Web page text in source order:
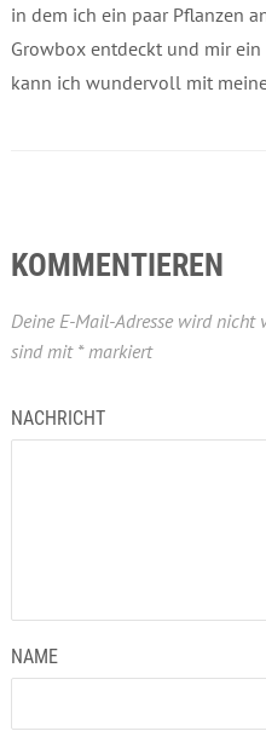
in dem ich ein paar Pflanzen
Growbox entdeckt und mir
kann ich wundervoll mit
KOMMENTIEREN
Deine E-Mail-Adresse wird nicht
sind mit *markiert
NACHRICHT
NAME